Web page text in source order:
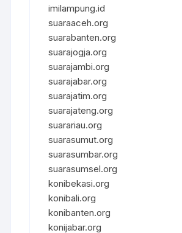
imilampung.id
suaraaceh.org
suarabanten.org
suarajogja.org
suarajambi.org
suarajabar.org
suarajatim.org
suarajateng.org
suarariau.org
suarasumut.org
suarasumbar.org
suarasumsel.org
konibekasi.org
konibali.org
konibanten.org
konijabar.org